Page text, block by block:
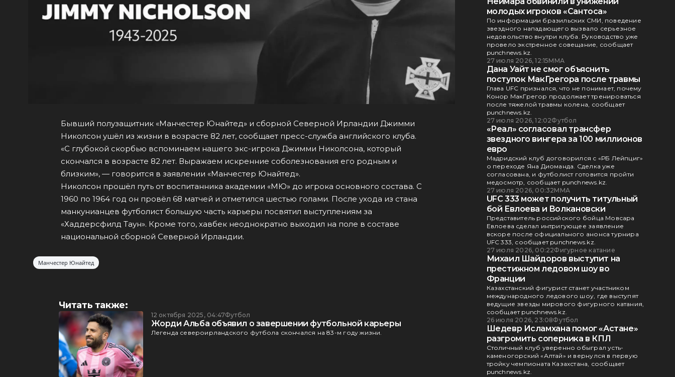
Бывший полузащитник «Манчестер Юнайтед» и сборной Северной Ирландии Джимми
Николсон ушёл из жизни в возрасте 82 лет, сообщает пресс-служба английского клуба.
«С глубокой скорбью вспоминаем нашего экс-игрока Джимми Николсона, который
скончался в возрасте 82 лет. Выражаем искренние соболезнования его родным и
близким», — говорится в заявлении «Манчестер Юнайтед».
Николсон прошёл путь от воспитанника академии «МЮ» до игрока основного состава. С
1960 по 1964 год он провёл 68 матчей и отметился шестью голами. После ухода из стана
манкунианцев футболист большую часть карьеры посвятил выступлениям за
«Хаддерсфилд Таун». Кроме того, хавбек неоднократно выходил на поле в составе
национальной сборной Северной Ирландии.
Манчестер Юнайтед
Читать также:
12 октября 2025, 04:47Футбол
Жорди Альба объявил о завершении футбольной карьеры
Легенда североирландского футбола скончался на 83-м году жизни.
молодых игроков «Сантоса»
По информации бразильских СМИ, поведение
звездного нападающего вызвало серьезное
недовольство внутри клуба. Руководство уже
провело экстренное совещание, сообщает
punchnews.kz.
27 июля 2026, 12:15ММА
Дана Уайт не смог объяснить
поступок МакГрегора после травмы
Глава UFC признался, что не понимает, почему
Конор МакГрегор продолжает тренироваться
после тяжелой травмы колена, сообщает
punchnews.kz.
27 июля 2026, 12:02Футбол
«Реал» согласовал трансфер
звездного вингера за 100 миллионов
евро
Мадридский клуб договорился с «РБ Лейпциг»
о переходе Яна Диоманда. Сделка уже
согласована, и футболист готовится пройти
медосмотр, сообщает punchnews.kz.
27 июля 2026, 00:32ММА
UFC 333 может получить титульный
бой Евлоева и Волкановски
Представитель российского бойца Мовсара
Евлоева сделал интригующее заявление
вскоре после официального анонса турнира
UFC 333, сообщает punchnews.kz.
27 июля 2026, 00:22Фигурное катание
Михаил Шайдоров выступит на
престижном ледовом шоу во
Франции
Казахстанский фигурист станет участником
международного ледового шоу, где выступят
ведущие звезды мирового фигурного катания,
сообщает punchnews.kz.
26 июля 2026, 23:08Футбол
Шедевр Исламхана помог «Астане»
разгромить соперника в КПЛ
Столичный клуб уверенно обыграл усть-
каменогорский «Алтай» и вернулся в первую
тройку чемпионата Казахстана, сообщает
punchnews.kz.